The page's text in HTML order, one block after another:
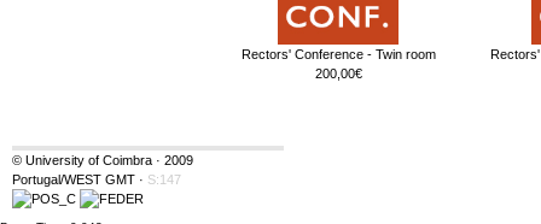
Rectors' Conference - Twin room
200,00€
© University of Coimbra · 2009
Portugal/WEST GMT · S:147